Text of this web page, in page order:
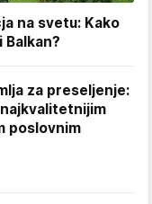
na svetu: Kako
Balkan?
za preseljenje:
poslovnim